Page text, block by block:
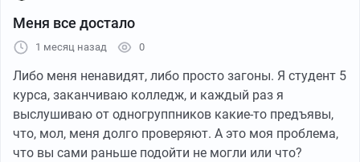
Меня все достало
1 месяц назад 0
Либо меня ненавидят, либо просто загоны. Я студент 5
курса, заканчиваю колледж, и каждый раз я
выслушиваю от одногруппников какие-то предъявы,
что, мол, меня долго проверяют. А это моя проблема,
что вы сами раньше подойти не могли или что?